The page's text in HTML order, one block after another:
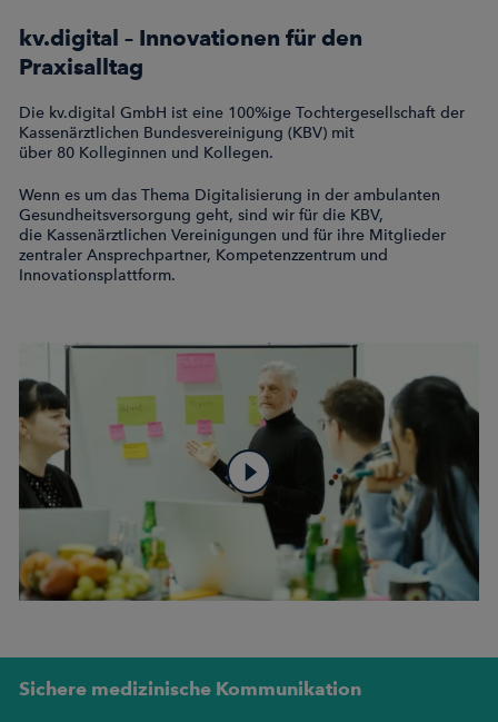
kv.digital – Innovationen für den
Praxisalltag
Die kv.digital GmbH ist eine 100%ige Tochtergesellschaft der
Kassenärztlichen Bundesvereinigung (KBV) mit
über 80 Kolleginnen und Kollegen.
Wenn es um das Thema Digitalisierung in der ambulanten
Gesundheitsversorgung geht, sind wir für die KBV,
die Kassenärztlichen Vereinigungen und für ihre Mitglieder
zentraler Ansprechpartner, Kompetenzzentrum und
Innovationsplattform.
Sichere medizinische Kommunikation